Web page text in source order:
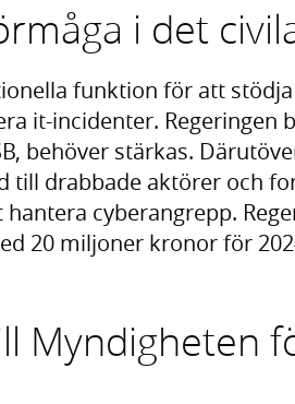
i det
funktion för att
it-incidenter. Regeringen
behöver stärkas.
till drabbade aktörer och
cyberangrepp.
20 miljoner kronor för
Myndigheten